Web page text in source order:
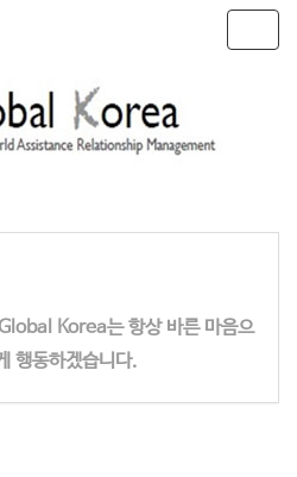
o
Korea는 항상 바른 마음으
행동하겠습니다.